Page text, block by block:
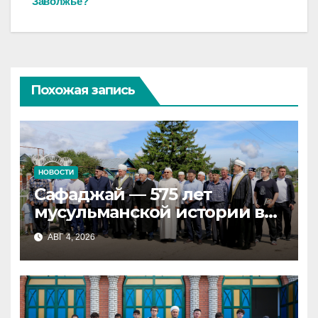
записям
Похожая запись
НОВОСТИ
Сафаджай — 575 лет
мусульманской истории в
самой сердцевине России
АВГ 4, 2026